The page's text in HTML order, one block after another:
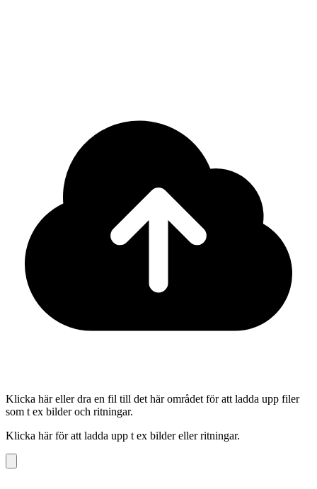
Klicka här eller dra en fil till det här området för att ladda upp filer
som t ex bilder och ritningar.
Klicka här för att ladda upp t ex bilder eller ritningar.